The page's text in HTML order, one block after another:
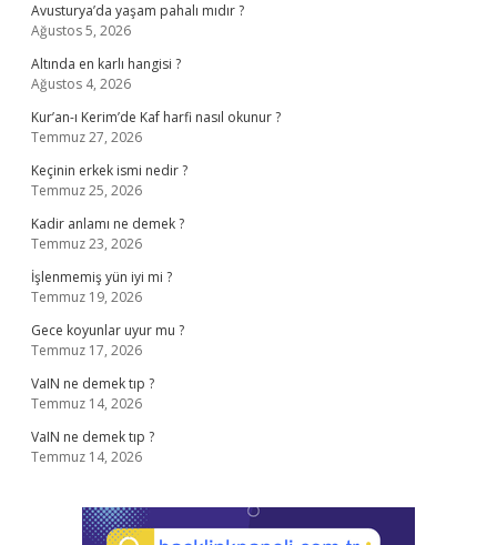
Avusturya’da yaşam pahalı mıdır ?
Ağustos 5, 2026
Altında en karlı hangisi ?
Ağustos 4, 2026
Kur’an-ı Kerim’de Kaf harfi nasıl okunur ?
Temmuz 27, 2026
Keçinin erkek ismi nedir ?
Temmuz 25, 2026
Kadir anlamı ne demek ?
Temmuz 23, 2026
İşlenmemiş yün iyi mi ?
Temmuz 19, 2026
Gece koyunlar uyur mu ?
Temmuz 17, 2026
VaIN ne demek tıp ?
Temmuz 14, 2026
VaIN ne demek tıp ?
Temmuz 14, 2026